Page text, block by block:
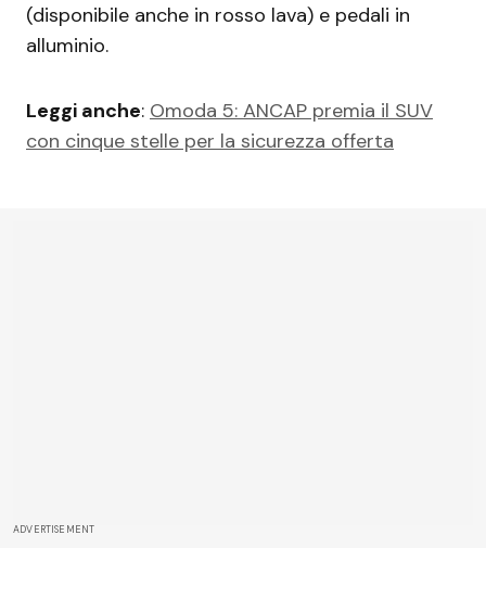
(disponibile anche in rosso lava) e pedali in
alluminio.
Leggi anche: Omoda 5: ANCAP premia il SUV
con cinque stelle per la sicurezza offerta
ADVERTISEMENT